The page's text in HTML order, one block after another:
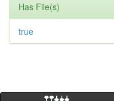
Has File(s)
true